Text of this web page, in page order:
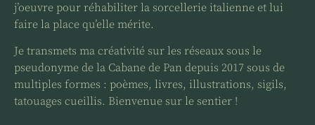
j’oeuvre pour réhabiliter la sorcellerie italienne et lui
faire la place qu’elle mérite.
Je transmets ma créativité sur les réseaux sous le
pseudonyme de la Cabane de Pan depuis 2017 sous de
multiples formes : poèmes, livres, illustrations, sigils,
tatouages cueillis. Bienvenue sur le sentier !